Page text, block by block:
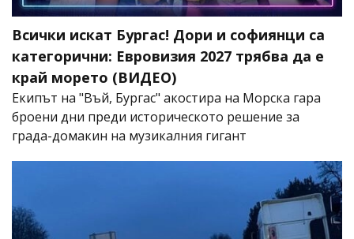
Всички искат Бургас! Дори и софиянци са
категорични: Евровизия 2027 трябва да е
край морето (ВИДЕО)
Екипът на "Въй, Бургас" акостира на Морска гара
броени дни преди историческото решение за
града-домакин на музикалния гигант